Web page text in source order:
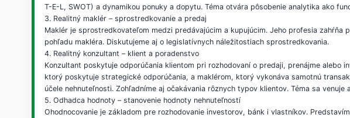
T-E-L, SWOT) a dynamikou ponuky a dopytu. Téma otvára pôsobenie analytika ako
3. Realitný maklér – sprostredkovanie a predaj
Maklér je sprostredkovateľom medzi predávajúcim a kupujúcim. Jeho profesia
pohľadu makléra. Diskutujeme aj o legislatívnych náležitostiach sprostredkovania.
4. Realitný konzultant – klient a poradenstvo
Konzultant poskytuje odporúčania klientom pri rozhodovaní o predaji, prenájme alebo
ktorý poskytuje strategické odporúčania, a maklérom, ktorý vykonáva samotnú
účele nehnuteľnosti. Zohľadníme aj očakávania rôznych typov klientov. Téma sa
5. Odhadca hodnoty – stanovenie hodnoty nehnuteľností
Ohodnocovanie je základom pre rozhodovanie investorov, bánk i vlastníkov.